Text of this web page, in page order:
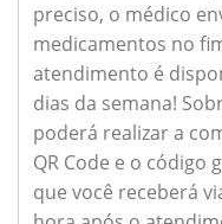
preciso, o médico
medicamentos no
atendimento é
dias da semana!
poderá realizar a
QR Code e o código
que você receberá